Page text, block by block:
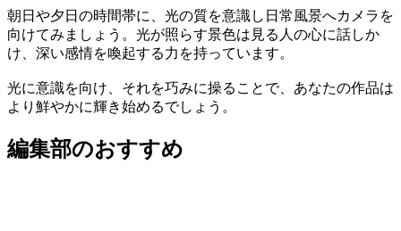
朝日や夕日の時間帯に、光の質を意識し日常風景へカメラを
向けてみましょう。光が照らす景色は見る人の心に話しか
け、深い感情を喚起する力を持っています。
光に意識を向け、それを巧みに操ることで、あなたの作品は
より鮮やかに輝き始めるでしょう。
編集部のおすすめ